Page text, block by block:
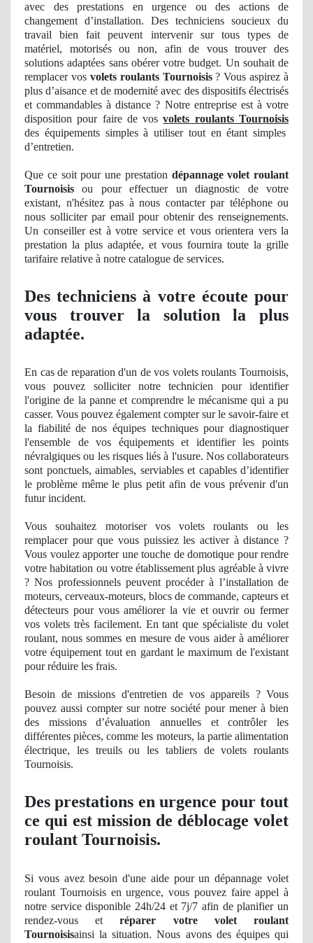
avec des prestations en urgence ou des actionsde
changement d’installation. Des techniciens soucieux du
travail bien fait peuvent intervenir sur tous types de
matériel, motorisés ou non, afin de vous trouver des
solutions adaptées sans obérer votre budget. Un souhait de
remplacer vos volets roulants Tournoisis? Vous aspirez à
plus d’aisance et de modernité avec des dispositifs électrisés
et commandables à distance ? Notre entreprise est à votre
disposition pour faire de vosvolets roulants Tournoisis
des équipements simples à utiliser tout en étant simples
d’entretien.
Que ce soit pour une prestation dépannage volet roulant
Tournoisis ou pour effectuerundiagnostic de votre
existant, n'hésitez pas à nous contacterpar téléphone ou
nous solliciter par email pour obtenir des renseignements.
Un conseiller est à votre service et vous orientera vers la
prestation la plus adaptée, et vous fournira toute la grille
tarifaire relative à notre catalogue de services.
Des techniciens à votre écoute pour
vous trouver la solution la plus
adaptée.
En cas de reparation d'un de vos volets roulants Tournoisis,
vous pouvez solliciter notre technicien pour identifier
l'origine de la panne et comprendre le mécanisme qui a pu
casser. Vous pouvez également compter sur le savoir-faire et
la fiabilitéde nos équipes techniques pour diagnostiquer
l'ensemble de vos équipements et identifier les points
névralgiques ou les risques liés à l'usure. Nos collaborateurs
sont ponctuels, aimables, serviables et capables d’identifier
le problème même le plus petit afin de vous prévenir d'un
futurincident.
Vous souhaitez motoriser vos volets roulants ou les
remplacer pour que vous puissiez les activer à distance ?
Vous voulez apporter une touche de domotique pour rendre
votre habitation ou votre établissement plus agréable à vivre
? Nos professionnels peuvent procéder à l’installation de
moteurs, cerveaux-moteurs, blocs de commande, capteurs et
détecteurs pour vous améliorer la vie et ouvrir ou fermer
vos volets très facilement. En tantque spécialiste du volet
roulant, nous sommes en mesure de vous aider à améliorer
votre équipement tout en gardant le maximum de l'existant
pour réduire les frais.
Besoin de missions d'entretien de vos appareils ? Vous
pouvez aussi compter sur notre société pour mener à bien
des missions d’évaluation annuelles et contrôler les
différentes pièces, comme les moteurs, la partie alimentation
électrique, les treuils ou les tabliers de volets roulants
Tournoisis.
Des prestations en urgence pour tout
ce qui est mission de déblocage volet
roulant Tournoisis.
Si vous avez besoin d'une aide pour un dépannage volet
roulant Tournoisis en urgence, vous pouvez faire appel à
notre service disponible 24h/24 et 7j/7 afin de planifier un
rendez-vous etréparer votre volet roulant
Tournoisisainsi la situation. Nous avons des équipes qui